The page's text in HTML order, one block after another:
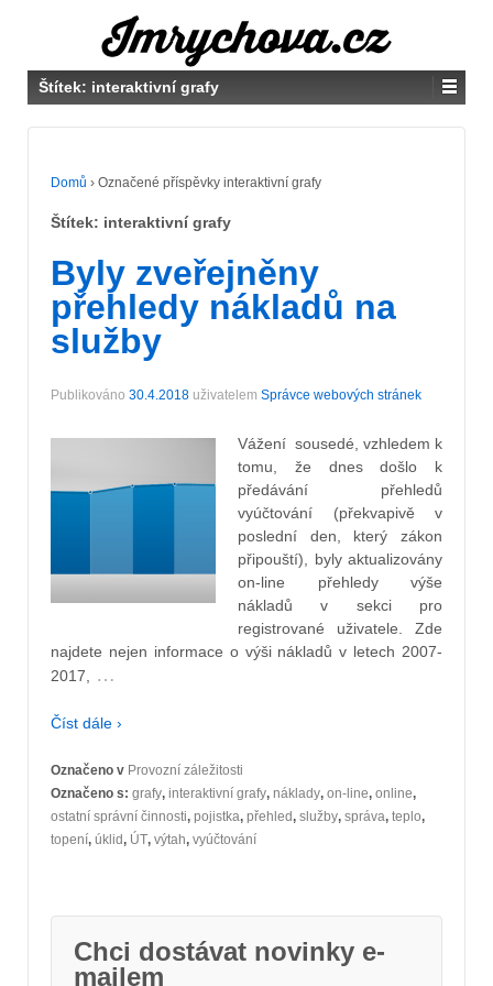
Štítek: interaktivní grafy
Domů › Označené příspěvky interaktivní grafy
Štítek: interaktivní grafy
Byly zveřejněny
přehledy nákladů na
služby
Publikováno 30.4.2018 uživatelem Správce webových stránek
Vážení sousedé, vzhledem k
tomu, že dnes došlo k
předávání přehledů
vyúčtování (překvapivě v
poslední den, který zákon
připouští), byly aktualizovány
on-line přehledy výše
nákladů v sekci pro
registrované uživatele. Zde
najdete nejen informace o výši nákladů v letech 2007-
2017,
…
Číst dále ›
Označeno v Provozní záležitosti
Označeno s: grafy, interaktivní grafy, náklady, on-line, online,
ostatní správní činnosti, pojistka, přehled, služby, správa, teplo,
topení, úklid, ÚT, výtah, vyúčtování
Chci dostávat novinky e-
mailem